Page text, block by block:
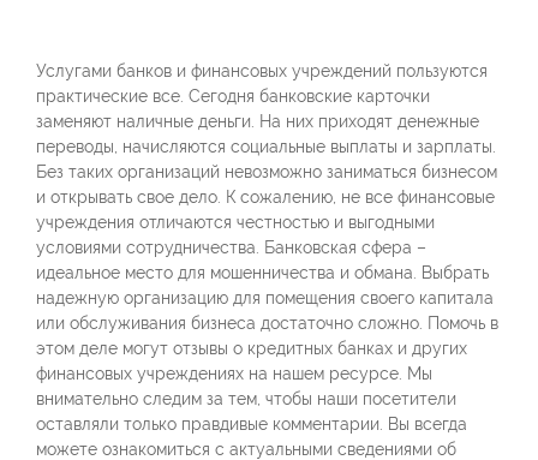
Услугами банков и финансовых учреждений пользуются
практические все. Сегодня банковские карточки
заменяют наличные деньги. На них приходят денежные
переводы, начисляются социальные выплаты и зарплаты.
Без таких организаций невозможно заниматься бизнесом
и открывать свое дело. К сожалению, не все финансовые
учреждения отличаются честностью и выгодными
условиями сотрудничества. Банковская сфера –
идеальное место для мошенничества и обмана. Выбрать
надежную организацию для помещения своего капитала
или обслуживания бизнеса достаточно сложно. Помочь в
этом деле могут отзывы о кредитных банках и других
финансовых учреждениях на нашем ресурсе. Мы
внимательно следим за тем, чтобы наши посетители
оставляли только правдивые комментарии. Вы всегда
можете ознакомиться с актуальными сведениями об